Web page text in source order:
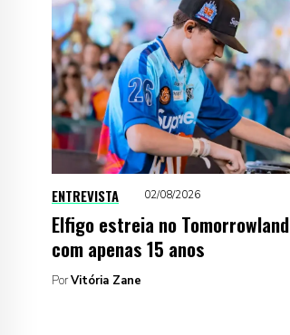
ENTREVISTA 02/08/2026
Elfigo estreia no Tomorrowland
com apenas 15 anos
PorVitória Zane